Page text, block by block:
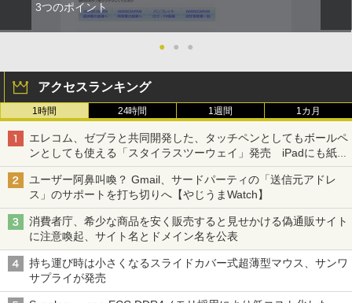
3つのポイント
● ● ●
アクセスランキング
1時間 24時間 1週間 1カ月
エレコム、ゼブラと共同開発した、タッチペンとしてもボールペ
ンとしても使える「スタイラスツーウェイ」発売 iPadにも紙に
も、持ち替えずに書き込める
ユーザー阿鼻叫喚？ Gmail、サードパーティの「送信元アドレ
ス」のサポートを打ち切りへ【やじうまWatch】
消費者庁、希少な商品を安く販売すると見せかける偽通販サイト
に注意喚起、サイト名とドメイン名を公表
持ち運び時は小さくなるスライドカバー式超薄型マウス、サンワ
サプライが発売